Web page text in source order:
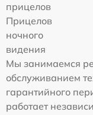
прицелов
Прицелов
ночного
видения
Мы занимаемся
обслуживанием
гарантийного
работает